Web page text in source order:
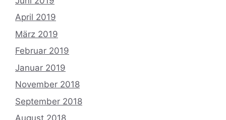
April 2019
März 2019
Februar 2019
Januar 2019
November 2018
September 2018